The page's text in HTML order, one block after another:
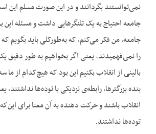
نمی‌توانستند بگردانند و در این صورت مسلم این
جامعه احتیاج به یک تلنگرهایی داشت و مسئله
جامعه، من فکر می‌کنم، که به‌طورکلی باید بگویم که
را نمی‌فهمیدند. یعنی اگر بخواهیم به طور دقیق
بالینی از انقلاب بکنیم این بود که هیچ‌کدام از ما
بنده بزرگترها، رابطه‌ی نزدیکی با توده‌ها
انقلاب باشند و حرکت دهنده به آن معنا برای
توده‌ها نداشتند.